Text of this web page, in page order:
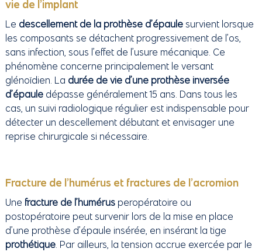
vie de l’implant
Le descellement de la prothèse d’épaulesurvient lorsque
les composants se détachent progressivement de l’os,
sans infection, sous l’effet de l’usure mécanique. Ce
phénomène concerne principalement le versant
glénoïdien. La durée de vie d’une prothèse inversée
d’épauledépasse généralement 15 ans. Dans tous les
cas, un suivi radiologique régulier est indispensable pour
détecter un descellement débutant et envisager une
reprise chirurgicale si nécessaire.
Fracture de l’humérus et fractures de l’acromion
Une fracture de l’humérusperopératoire ou
postopératoire peut survenir lors de la mise en place
d’une prothèse d’épaule insérée, en insérant la tige
prothétique. Par ailleurs, la tension accrue exercée par le